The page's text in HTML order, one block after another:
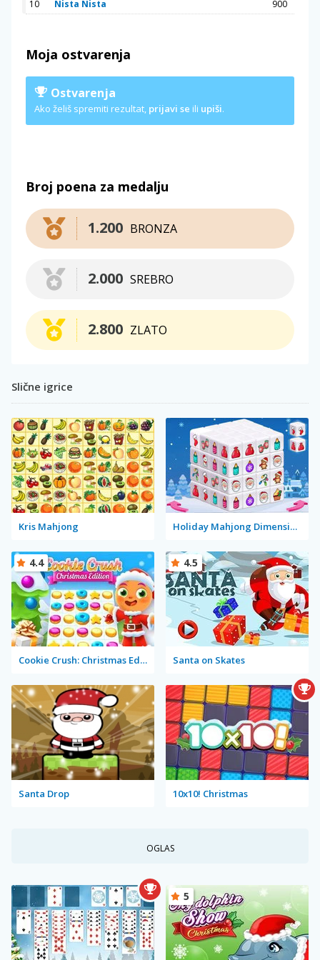
10 Nista Nista 900
Moja ostvarenja
Ostvarenja
Ako želiš spremiti rezultat, prijavi se ili upiši.
Broj poena za medalju
BRONZA
1.200
SREBRO
2.000
ZLATO
2.800
Slične igrice
Kris Mahjong Holiday Mahjong Dimensions
Cookie Crush: Christmas Edition
4.4
Santa on Skates
4.5
Santa Drop 10x10! Christmas
OGLAS
5